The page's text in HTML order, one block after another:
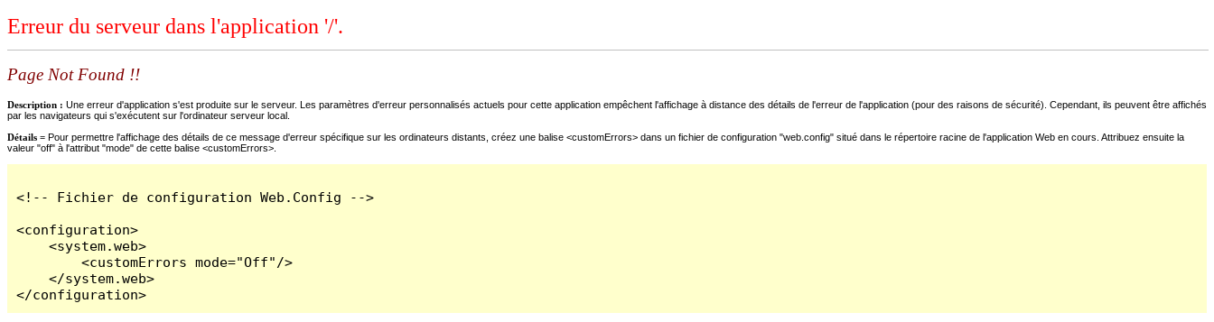
Erreur du serveur dans l'application '/'.
Page Not Found !!
Description : Une erreur d'application s'est produite sur le serveur. Les paramètres d'erreur personnalisés actuels pour cette application empêchent l'affichage à distance des détails de l'erreur de l'application (pour des raisons de sécurité). Cependant, ils peuvent être affichés
par les navigateurs qui s'exécutent sur l'ordinateur serveur local.
Détails = Pour permettre l'affichage des détails de ce message d'erreur spécifique sur les ordinateurs distants, créez une balise <customErrors> dans un fichier de configuration "web.config" situé dans le répertoire racine de l'application Web en cours. Attribuez ensuite la
valeur "off" à l'attribut "mode" de cette balise <customErrors>.
<!-- Fichier de configuration Web.Config -->
<configuration>
    <system.web>
        <customErrors mode="Off"/>
    </system.web>
</configuration>